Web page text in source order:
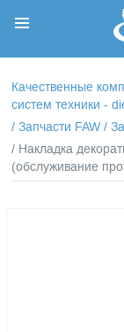
Качественные
систем техники -
/Запчасти FAW /
/ Накладка
(обслуживание